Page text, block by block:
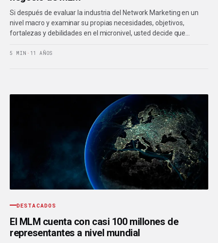
Si después de evaluar la industria del Network Marketing en un
nivel macro y examinar su propias necesidades, objetivos,
fortalezas y debilidades en el micronivel, usted decide que…
5 MIN · 11 AÑOS
DESTACADOS
El MLM cuenta con casi 100 millones de
representantes a nivel mundial